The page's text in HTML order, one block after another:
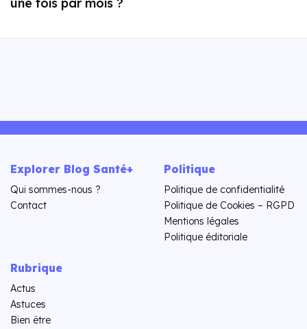
Explorer Blog Santé+
Qui sommes-nous ?
Contact
Politique
Politique de confidentialité
Politique de Cookies – RGPD
Mentions légales
Politique éditoriale
Rubrique
Actus
Astuces
Bien être